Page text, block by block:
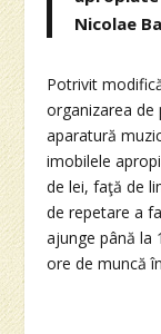
Nicolae
Potrivit
organizarea de
aparatură
imobilele
de lei, faţă de
de repetare a
ajunge până la
ore de muncă